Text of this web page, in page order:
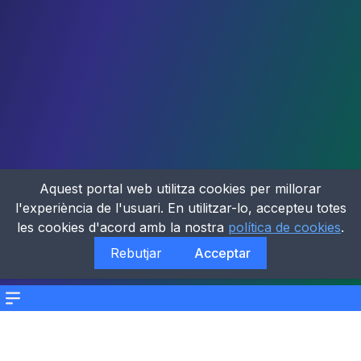
Menu
Aquest portal web utilitza cookies per millorar
l'experiència de l'usuari. En utilitzar-lo, accepteu totes
les cookies d'acord amb la nostra política de cookies.
Rebutjar
Acceptar